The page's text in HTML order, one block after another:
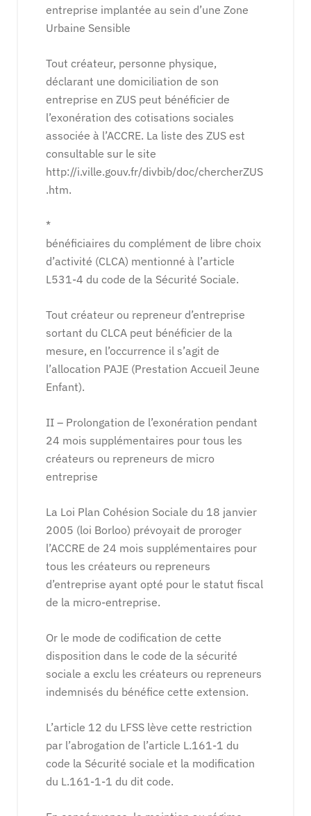
entreprise implantée au sein d’une Zone
Urbaine Sensible
Tout créateur, personne physique,
déclarant une domiciliation de son
entreprise en ZUS peut bénéficier de
l’exonération des cotisations sociales
associée à l’ACCRE. La liste des ZUS est
consultable sur le site
http://i.ville.gouv.fr/divbib/doc/chercherZUS
.htm.
*
bénéficiaires du complément de libre choix
d’activité (CLCA) mentionné à l’article
L531-4 du code de la Sécurité Sociale.
Tout créateur ou repreneur d’entreprise
sortant du CLCA peut bénéficier de la
mesure, en l’occurrence il s’agit de
l’allocation PAJE (Prestation Accueil Jeune
Enfant).
II – Prolongation de l’exonération pendant
24 mois supplémentaires pour tous les
créateurs ou repreneurs de micro
entreprise
La Loi Plan Cohésion Sociale du 18 janvier
2005 (loi Borloo) prévoyait de proroger
l’ACCRE de 24 mois supplémentaires pour
tous les créateurs ou repreneurs
d’entreprise ayant opté pour le statut fiscal
de la micro-entreprise.
Or le mode de codification de cette
disposition dans le code de la sécurité
sociale a exclu les créateurs ou repreneurs
indemnisés du bénéfice cette extension.
L’article 12 du LFSS lève cette restriction
par l’abrogation de l’article L.161-1 du
code la Sécurité sociale et la modification
du L.161-1-1 du dit code.